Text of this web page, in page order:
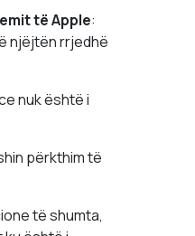
të Apple:
njëjtën rrjedhë
nuk është i
përkthim të
të shumta,